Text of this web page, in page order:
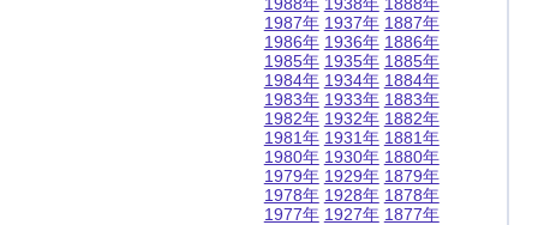
1987年
1986年
1985年
1984年
1983年
1982年
1981年
1980年
1979年
1978年
1977年
1937年
1936年
1935年
1934年
1933年
1932年
1931年
1930年
1929年
1928年
1927年
1887年
1886年
1885年
1884年
1883年
1882年
1881年
1880年
1879年
1878年
1877年